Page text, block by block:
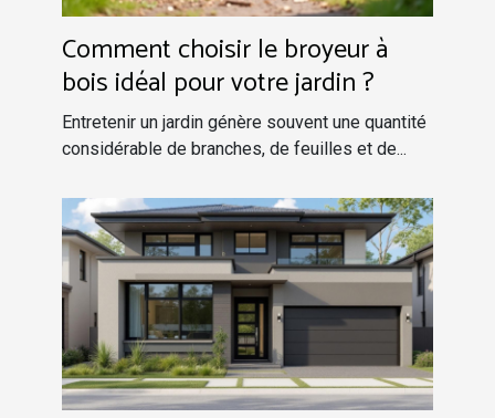
Comment choisir le broyeur à
bois idéal pour votre jardin ?
Entretenir un jardin génère souvent une quantité
considérable de branches, de feuilles et de...